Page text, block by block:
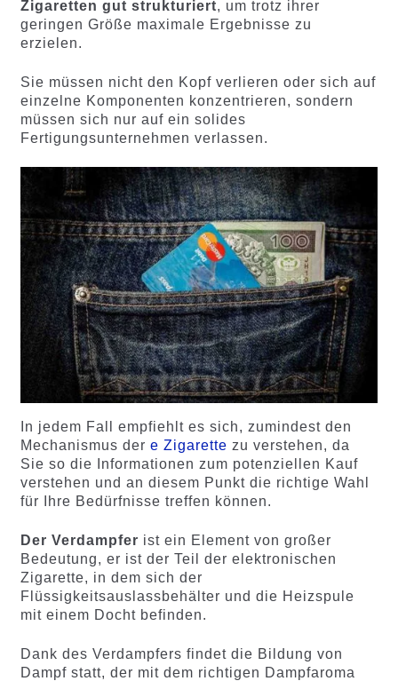
Zigaretten gut strukturiert, um trotz ihrer
geringen Größe maximale Ergebnisse zu
erzielen.
Sie müssen nicht den Kopf verlieren oder sich auf
einzelne Komponenten konzentrieren, sondern
müssen sich nur auf ein solides
Fertigungsunternehmen verlassen.
In jedem Fall empfiehlt es sich, zumindest den
Mechanismus der e Zigarette zu verstehen, da
Sie so die Informationen zum potenziellen Kauf
verstehen und an diesem Punkt die richtige Wahl
für Ihre Bedürfnisse treffen können.
Der Verdampfer ist ein Element von großer
Bedeutung, er ist der Teil der elektronischen
Zigarette, in dem sich der
Flüssigkeitsauslassbehälter und die Heizspule
mit einem Docht befinden.
Dank des Verdampfers findet die Bildung von
Dampf statt, der mit dem richtigen Dampfaroma